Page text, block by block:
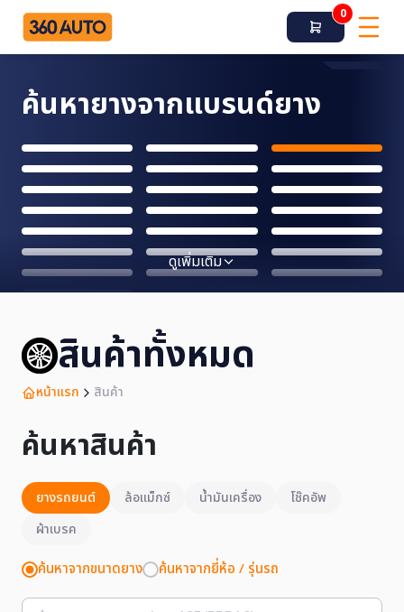
0
ค้นหายางจากแบรนด์ยาง
ดูเพิ่มเติม
สินค้าทั้งหมด
หน้าแรก สินค้า
ค้นหาสินค้า
ยางรถยนต์ ล้อแม็กซ์ น้ำมันเครื่อง
โช๊คอัพ
ผ้าเบรค
ค้นหาจากขนาดยาง ค้นหาจากยี่ห้อ / รุ่นรถ